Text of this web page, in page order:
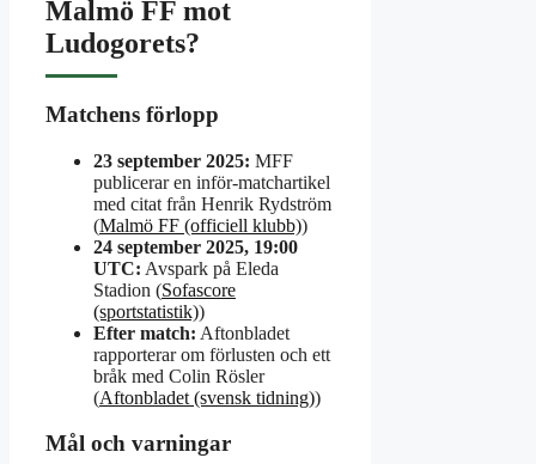
Malmö FF mot
Ludogorets?
Matchens förlopp
23 september 2025: MFF
publicerar en inför-matchartikel
med citat från Henrik Rydström
(Malmö FF (officiell klubb))
24 september 2025, 19:00
UTC: Avspark på Eleda
Stadion (Sofascore
(sportstatistik))
Efter match: Aftonbladet
rapporterar om förlusten och ett
bråk med Colin Rösler
(Aftonbladet (svensk tidning))
Mål och varningar